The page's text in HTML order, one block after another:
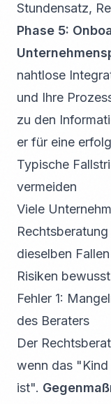
Stundensatz,
Phase 5:
nahtlose
und Ihre
zu den
er für eine
Typische
vermeiden
Viele
dieselben
Risiken
Fehler 1:
des Beraters
Der
wenn das "Kind
ist".